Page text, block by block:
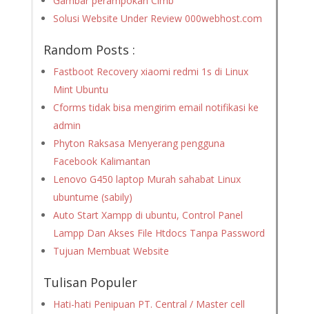
Solusi Website Under Review 000webhost.com
Random Posts :
Fastboot Recovery xiaomi redmi 1s di Linux
Mint Ubuntu
Cforms tidak bisa mengirim email notifikasi ke
admin
Phyton Raksasa Menyerang pengguna
Facebook Kalimantan
Lenovo G450 laptop Murah sahabat Linux
ubuntume (sabily)
Auto Start Xampp di ubuntu, Control Panel
Lampp Dan Akses File Htdocs Tanpa Password
Tujuan Membuat Website
Tulisan Populer
Hati-hati Penipuan PT. Central / Master cell